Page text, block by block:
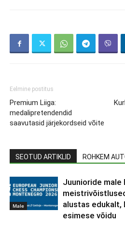
Eelmine postitus
Premium Liiga:
medalipretendendid
saavutasid järjekordseid võite
SEOTUD ARTIKLID ROHKEM
Male
Juunioride male
alustas edukalt,
esimese võidu